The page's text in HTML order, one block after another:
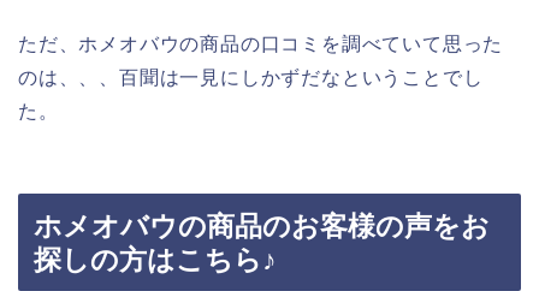
ただ、ホメオバウの商品の口コミを調べていて思った
のは、、、百聞は一見にしかずだなということでし
た。
ホメオバウの商品のお客様の声をお
探しの方はこちら♪